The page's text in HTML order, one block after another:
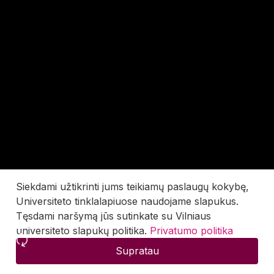
Siekdami užtikrinti jums teikiamų paslaugų kokybę,
Universiteto tinklalapiuose naudojame slapukus.
Tęsdami naršymą jūs sutinkate su Vilniaus
universiteto slapukų politika. Privatumo politika
Supratau